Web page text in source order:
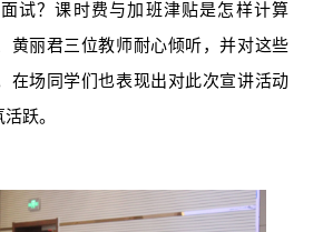
试？课时费与加班津贴是怎样计算
黄丽君三位教师耐心倾听，并对这些
在场同学们也表现出对此次宣讲活动
跃。